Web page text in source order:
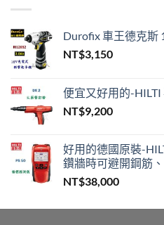
到
Durofix 車王德克斯
NT$3,150
便宜又好用的-
NT$9,200
好用的德國原裝-
鑽牆時可避開鋼筋
NT$38,000